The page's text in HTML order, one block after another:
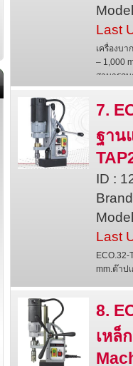
Last
เครื่องบ
– 1,000
สามารถบ
7.
ฐาน
ID :
Last
mm.ต๊าป
8.
เหล็